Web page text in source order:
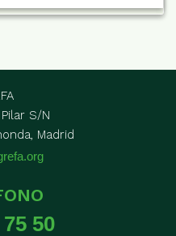
S/N
Madrid
50